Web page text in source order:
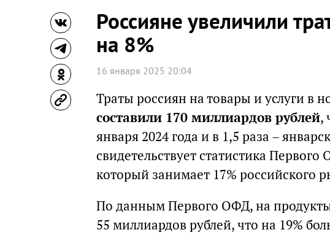
Россияне увеличили
на 8%
16 января 2025 20:04
Траты россиян на товары и услуги в
составили 170 миллиардов рублей,
января 2024 года и в 1,5 раза –
свидетельствует статистика
который занимает 17% российского
По данным Первого ОФД, на
55 миллиардов рублей, что на 19%